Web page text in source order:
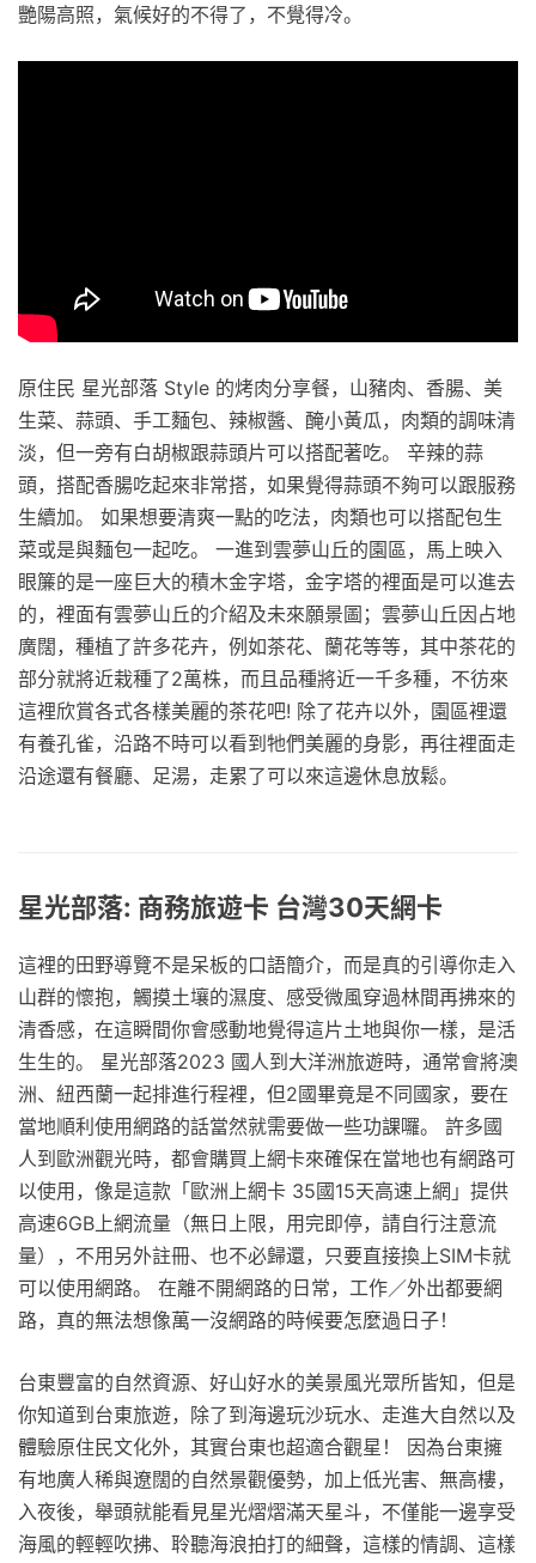
艷陽高照，氣候好的不得了，不覺得冷。
原住民 星光部落 Style 的烤肉分享餐，山豬肉、香腸、美
生菜、蒜頭、手工麵包、辣椒醬、醃小黃瓜，肉類的調味清
淡，但一旁有白胡椒跟蒜頭片可以搭配著吃。 辛辣的蒜
頭，搭配香腸吃起來非常搭，如果覺得蒜頭不夠可以跟服務
生續加。 如果想要清爽一點的吃法，肉類也可以搭配包生
菜或是與麵包一起吃。 一進到雲夢山丘的園區，馬上映入
眼簾的是一座巨大的積木金字塔，金字塔的裡面是可以進去
的，裡面有雲夢山丘的介紹及未來願景圖；雲夢山丘因占地
廣闊，種植了許多花卉，例如茶花、蘭花等等，其中茶花的
部分就將近栽種了2萬株，而且品種將近一千多種，不彷來
這裡欣賞各式各樣美麗的茶花吧! 除了花卉以外，園區裡還
有養孔雀，沿路不時可以看到牠們美麗的身影，再往裡面走
沿途還有餐廳、足湯，走累了可以來這邊休息放鬆。
星光部落: 商務旅遊卡 台灣30天網卡
這裡的田野導覽不是呆板的口語簡介，而是真的引導你走入
山群的懷抱，觸摸土壤的濕度、感受微風穿過林間再拂來的
清香感，在這瞬間你會感動地覺得這片土地與你一樣，是活
生生的。 星光部落2023 國人到大洋洲旅遊時，通常會將澳
洲、紐西蘭一起排進行程裡，但2國畢竟是不同國家，要在
當地順利使用網路的話當然就需要做一些功課囉。 許多國
人到歐洲觀光時，都會購買上網卡來確保在當地也有網路可
以使用，像是這款「歐洲上網卡 35國15天高速上網」提供
高速6GB上網流量（無日上限，用完即停，請自行注意流
量），不用另外註冊、也不必歸還，只要直接換上SIM卡就
可以使用網路。 在離不開網路的日常，工作／外出都要網
路，真的無法想像萬一沒網路的時候要怎麼過日子！
台東豐富的自然資源、好山好水的美景風光眾所皆知，但是
你知道到台東旅遊，除了到海邊玩沙玩水、走進大自然以及
體驗原住民文化外，其實台東也超適合觀星！ 因為台東擁
有地廣人稀與遼闊的自然景觀優勢，加上低光害、無高樓，
入夜後，舉頭就能看見星光熠熠滿天星斗，不僅能一邊享受
海風的輕輕吹拂、聆聽海浪拍打的細聲，這樣的情調、這樣